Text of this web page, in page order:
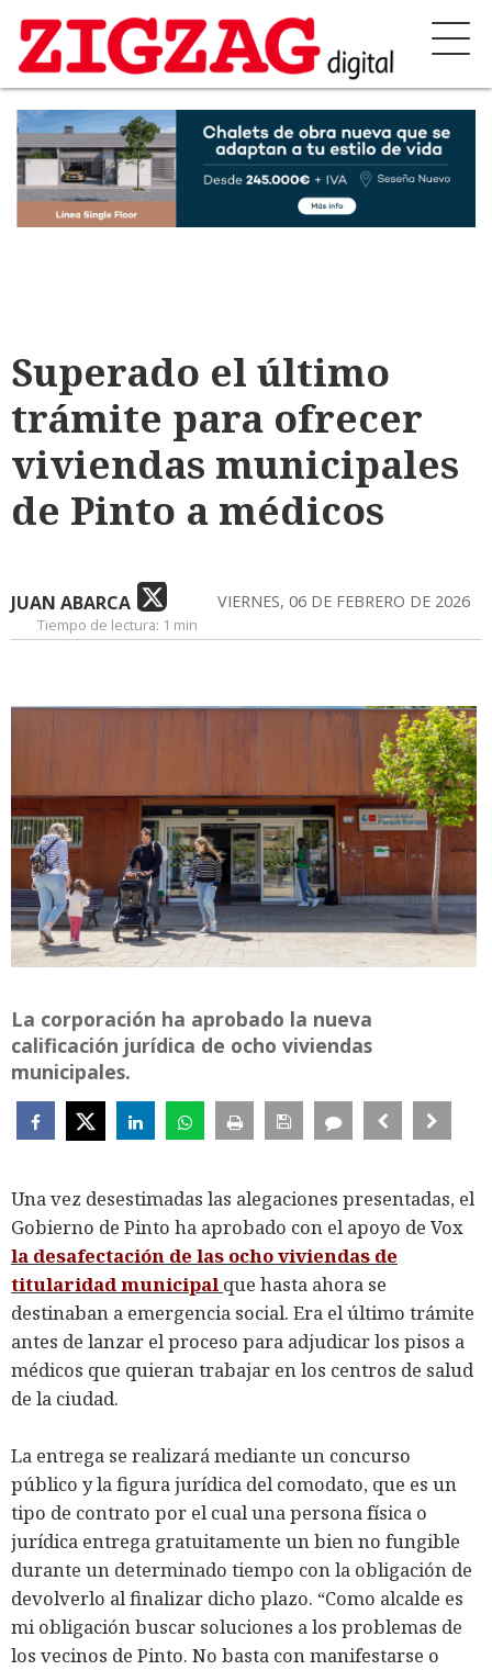
Superado el último
trámite para ofrecer
viviendas municipales
de Pinto a médicos
JUAN ABARCA VIERNES, 06 DE FEBRERO DE 2026
Tiempo de lectura: 1 min
La corporación ha aprobado la nueva
calificación jurídica de ocho viviendas
municipales.
Una vez desestimadas las alegaciones presentadas, el
Gobierno de Pinto ha aprobado con el apoyo de Vox
la desafectación de las ocho viviendas de
titularidad municipal que hasta ahora se
destinaban a emergencia social. Era el último trámite
antes de lanzar el proceso para adjudicar los pisos a
médicos que quieran trabajar en los centros de salud
de la ciudad.
La entrega se realizará mediante un concurso
público y la figura jurídica del comodato, que es un
tipo de contrato por el cual una persona física o
jurídica entrega gratuitamente un bien no fungible
durante un determinado tiempo con la obligación de
devolverlo al finalizar dicho plazo. “Como alcalde es
mi obligación buscar soluciones a los problemas de
los vecinos de Pinto. No basta con manifestarse o